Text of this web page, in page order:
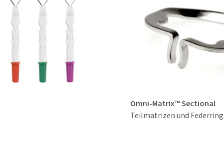
Omni-Matrix™ Sectional
Teilmatrizen und